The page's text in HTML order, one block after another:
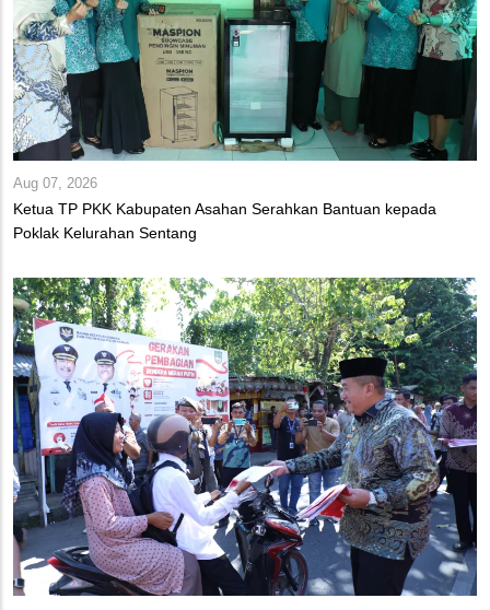
Aug 07, 2026
Ketua TP PKK Kabupaten Asahan Serahkan Bantuan kepada
Poklak Kelurahan Sentang